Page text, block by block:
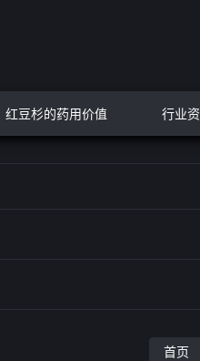
红豆杉的药用价值 行业
首页